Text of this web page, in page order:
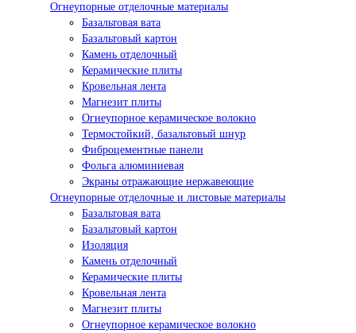
Огнеупорные отделочные материалы
Базальтовая вата
Базальтовый картон
Камень отделочный
Керамические плиты
Кровельная лента
Магнезит плиты
Огнеупорное керамическое волокно
Термостойкий, базальтовый шнур
Фиброцементные панели
Фольга алюминиевая
Экраны отражающие нержавеющие
Огнеупорные отделочные и листовые материалы
Базальтовая вата
Базальтовый картон
Изоляция
Камень отделочный
Керамические плиты
Кровельная лента
Магнезит плиты
Огнеупорное керамическое волокно